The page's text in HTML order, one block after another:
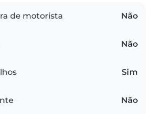
de motorista Não
Não
Sim
Não